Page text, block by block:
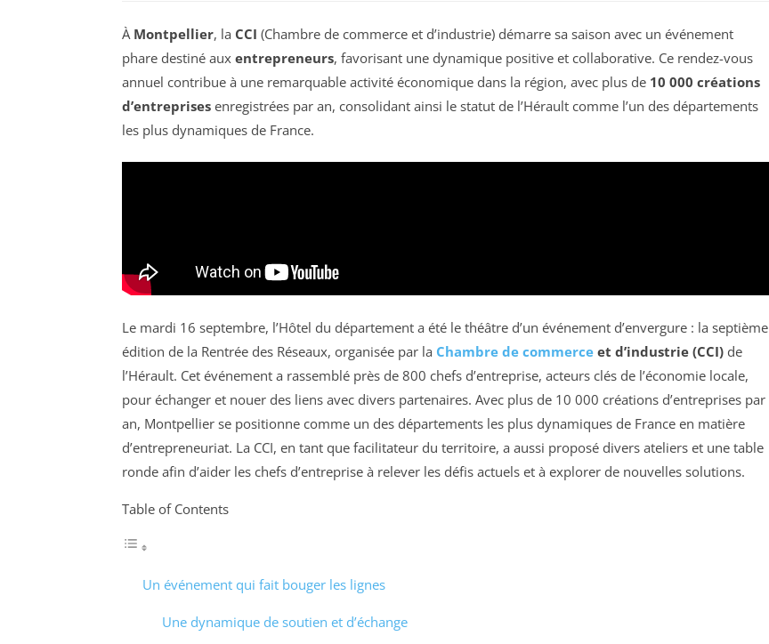
À Montpellier, la CCI (Chambre de commerce et d’industrie) démarre sa saison avec un événement
phare destiné aux entrepreneurs, favorisant une dynamique positive et collaborative. Ce rendez-vous
annuel contribue à une remarquable activité économique dans la région, avec plus de 10 000 créations
d’entreprises enregistrées par an, consolidant ainsi le statut de l’Hérault comme l’un des départements
les plus dynamiques de France.
Le mardi 16 septembre, l’Hôtel du département a été le théâtre d’un événement d’envergure : la septième
édition de la Rentrée des Réseaux, organisée par la Chambre de commerce et d’industrie (CCI) de
l’Hérault. Cet événement a rassemblé près de 800 chefs d’entreprise, acteurs clés de l’économie locale,
pour échanger et nouer des liens avec divers partenaires. Avec plus de 10 000 créations d’entreprises par
an, Montpellier se positionne comme un des départements les plus dynamiques de France en matière
d’entrepreneuriat. La CCI, en tant que facilitateur du territoire, a aussi proposé divers ateliers et une table
ronde afin d’aider les chefs d’entreprise à relever les défis actuels et à explorer de nouvelles solutions.
Table of Contents
Un événement qui fait bouger les lignes
Une dynamique de soutien et d’échange